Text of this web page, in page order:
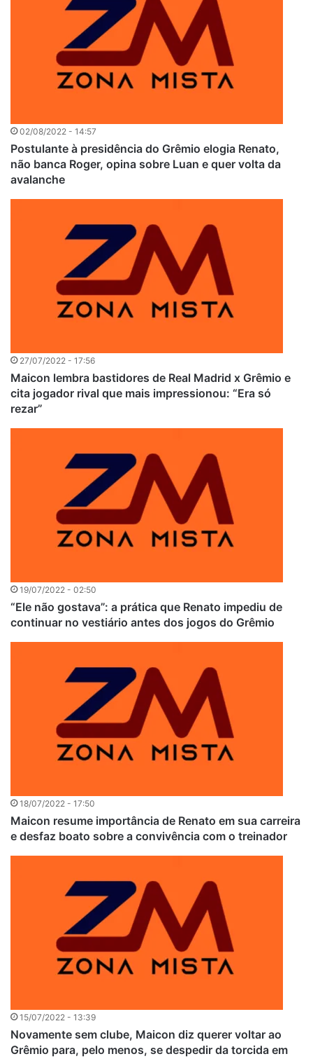
02/08/2022 - 14:57
Postulante à presidência do Grêmio elogia Renato,
não banca Roger, opina sobre Luan e quer volta da
avalanche
27/07/2022 - 17:56
Maicon lembra bastidores de Real Madrid x Grêmio e
cita jogador rival que mais impressionou: “Era só
rezar”
19/07/2022 - 02:50
“Ele não gostava”: a prática que Renato impediu de
continuar no vestiário antes dos jogos do Grêmio
18/07/2022 - 17:50
Maicon resume importância de Renato em sua carreira
e desfaz boato sobre a convivência com o treinador
15/07/2022 - 13:39
Novamente sem clube, Maicon diz querer voltar ao
Grêmio para, pelo menos, se despedir da torcida em